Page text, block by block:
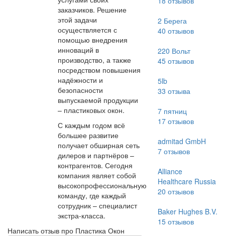
заказчиков. Решение
этой задачи
осуществляется с
помощью внедрения
инноваций в
производство, а также
посредством повышения
надёжности и
безопасности
выпускаемой продукции
– пластиковых окон.
С каждым годом всё
большее развитие
получает обширная сеть
дилеров и партнёров –
контрагентов. Сегодня
компания являет собой
высокопрофессиональную
команду, где каждый
сотрудник – специалист
экстра-класса.
Написать отзыв про Пластика Окон
2 Берега
40 отзывов
220 Вольт
45отзывов
5lb
33 отзыва
7 пятниц
17отзывов
admitad GmbH
7отзывов
Alliance
Healthcare Russia
20 отзывов
Baker Hughes B.V.
15отзывов